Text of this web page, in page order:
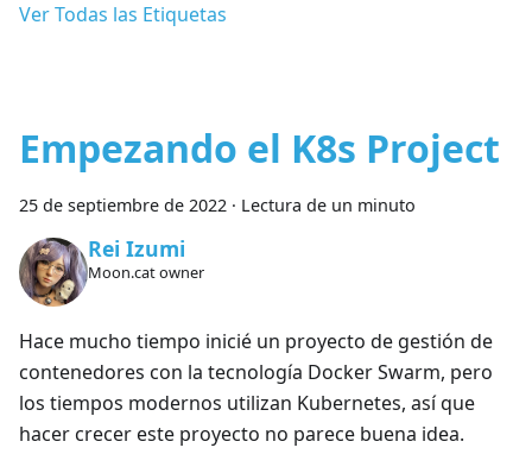
Ver Todas las Etiquetas
Empezando el K8s Project
25 de septiembre de 2022 · Lectura de un minuto
Rei Izumi
Moon.cat owner
Hace mucho tiempo inicié un proyecto de gestión de
contenedores con la tecnología Docker Swarm, pero
los tiempos modernos utilizan Kubernetes, así que
hacer crecer este proyecto no parece buena idea.